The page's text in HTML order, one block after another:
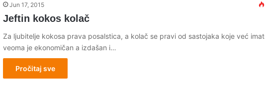
Jun 17, 2015
Jeftin kokos kolač
Za ljubitelje kokosa prava posalstica, a kolač se pravi od sastojaka koje već
veoma je ekonomičan a izdašan i…
Pročitaj sve